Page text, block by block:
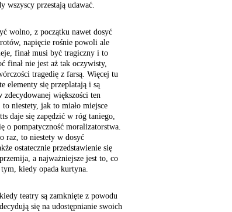
wszyscy przestają udawać.
wolno, z początku nawet dosyć
napięcie rośnie powoli ale
finał musi być tragiczny i to
finał nie jest aż tak oczywisty,
tragedię z farsą. Więcej tu
elementy się przeplatają i są
zdecydowanej większości ten
to niestety, jak to miało miejsce
daje się zapędzić w róg taniego,
o pompatyczność moralizatorstwa.
raz, to niestety w dosyć
ostatecznie przedstawienie się
a najważniejsze jest to, co
kiedy opada kurtyna.
teatry są zamknięte z powodu
się na udostępnianie swoich